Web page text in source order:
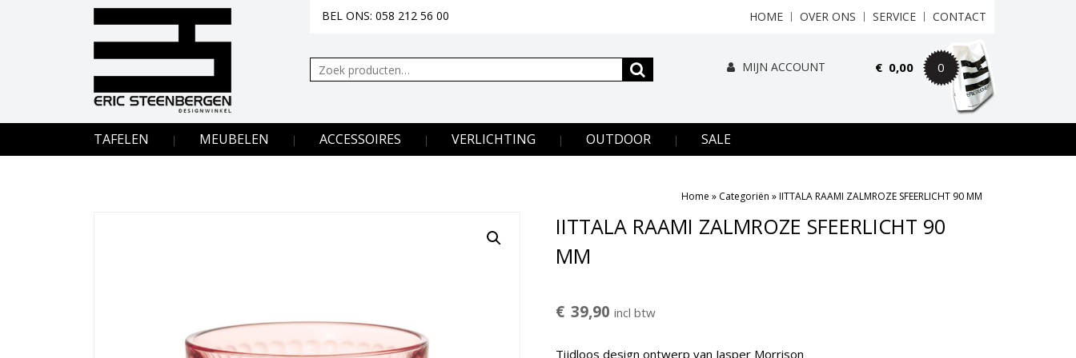
BEL ONS: 058 212 56 00 HOME OVER ONS SERVICE CONTACT
Zoeken: MIJN ACCOUNT € 0,00 0
TAFELEN MEUBELEN ACCESSOIRES VERLICHTING OUTDOOR SALE
Home » Categoriën »IITTALA RAAMI ZALMROZE SFEERLICHT 90 MM
IITTALA RAAMI ZALMROZE SFEERLICHT 90
MM
€ 39,90 incl btw
Tijdloos design ontwerp van Jasper Morrison